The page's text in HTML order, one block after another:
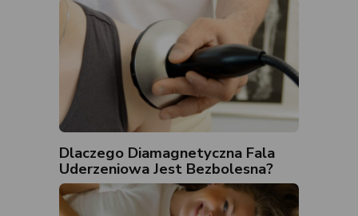
Dlaczego Diamagnetyczna Fala
Uderzeniowa Jest Bezbolesna?